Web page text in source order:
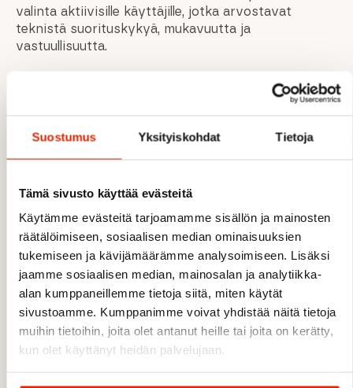
Suostumus Yksityiskohdat Tietoja
Tämä sivusto käyttää evästeitä
Käytämme evästeitä tarjoamamme sisällön ja mainosten
räätälöimiseen, sosiaalisen median ominaisuuksien
tukemiseen ja kävijämäärämme analysoimiseen. Lisäksi
jaamme sosiaalisen median, mainosalan ja analytiikka-
alan kumppaneillemme tietoja siitä, miten käytät
sivustoamme. Kumppanimme voivat yhdistää näitä tietoja
muihin tietoihin, joita olet antanut heille tai joita on kerätty,
kun olet käyttänyt heidän palvelujaan.
liikkuvuuteen
Nopeasti kuivuva tekninen materiaali
Hengittävä ja mukava rakenne
PFC-vapaa vettä hylkivä viimeistely
Joustava ja säädettävä vyötärö
Käytännölliset etutaskut
Sopii juoksuun, vaellukseen ja aktiiviseen
käyttöön
bluesign® PRODUCT -sertifioitu
valinta aktiivisille käyttäjille, jotka arvostavat
teknistä suorituskykyä, mukavuutta ja
vastuullisuutta.